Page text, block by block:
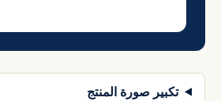
تكبير صورة المنتج